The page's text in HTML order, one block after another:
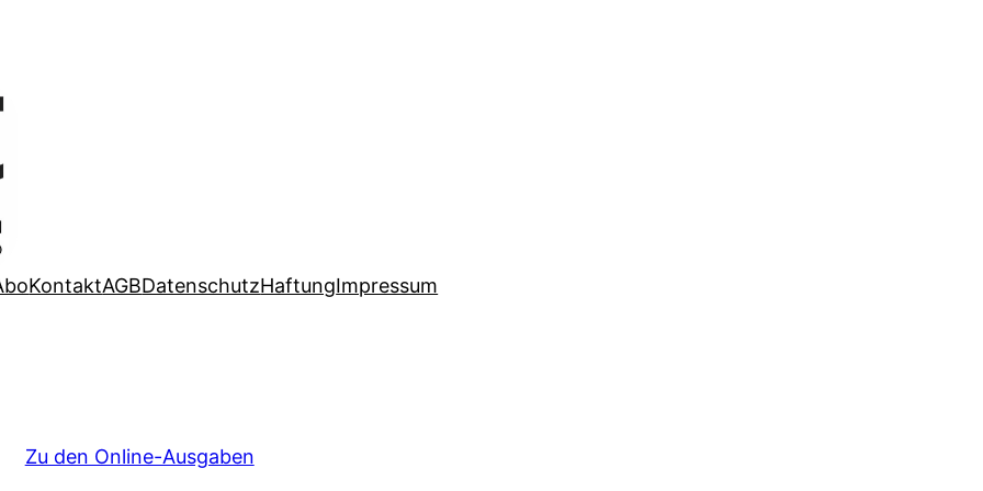
KontaktAGBDatenschutzHaftungImpressum
Zu den Online-Ausgaben